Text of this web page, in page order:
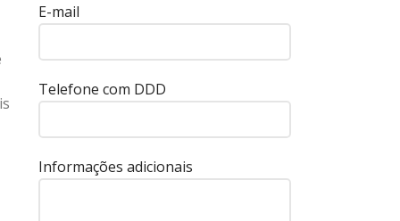
E-mail
Telefone com DDD
Informações adicionais